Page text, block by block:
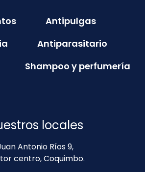
Antipulgas
Antiparasitario
Shampoo y perfumería
locales
Antonio Ríos 9,
centro, Coquimbo.